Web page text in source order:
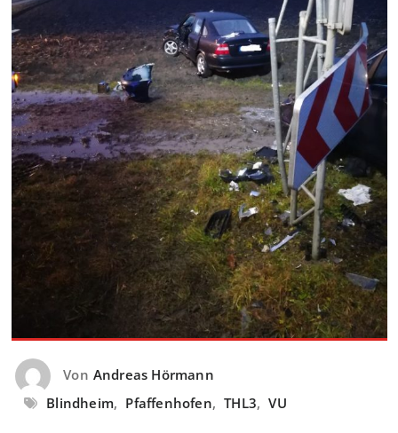
Von Andreas Hörmann
Blindheim, Pfaffenhofen, THL3, VU